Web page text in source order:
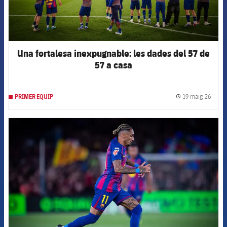
Una fortalesa inexpugnable: les dades del 57 de
57 a casa
PRIMER EQUIP 19 maig 26
FCB Barcelona badge